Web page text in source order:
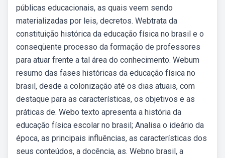
públicas educacionais, as quais veem sendo
materializadas por leis, decretos. Webtrata da
constituição histórica da educação física no brasil e o
conseqüente processo da formação de professores
para atuar frente a tal área do conhecimento. Webum
resumo das fases históricas da educação física no
brasil, desde a colonização até os dias atuais, com
destaque para as características, os objetivos e as
práticas de. Webo texto apresenta a história da
educação física escolar no brasil; Analisa o ideário da
época, as principais influências, as características dos
seus conteúdos, a docência, as. Webno brasil, a